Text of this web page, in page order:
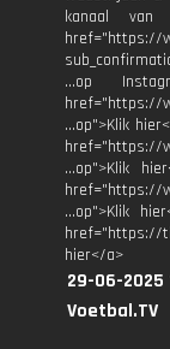
kanaal van
href="https://
...op
href="https://
...op">Klik
href="https://
...op">Klik
href="https://
...op">Klik
href="https://
hier</a>
29-06-2025
Voetbal.TV